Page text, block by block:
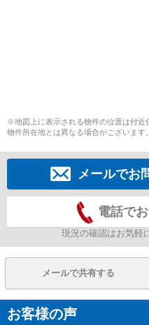
※地図上に表示される物件の位置は付近
物件所在地とは異なる場合がございます。
メールでお
電話で
現況の確認はお気軽
メールで共有する
お客様の声